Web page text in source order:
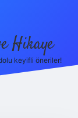
Hikaye
keyifli öneriler!